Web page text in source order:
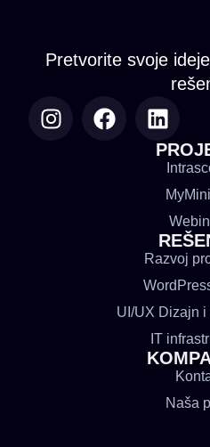
Pretvorite svoje
Razvoj
UI/UX Dizajn
IT
Naša